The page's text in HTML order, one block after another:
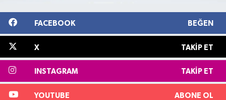
FACEBOOK BEĞEN
X TAKIP ET
INSTAGRAM TAKIP ET
YOUTUBE ABONE OL